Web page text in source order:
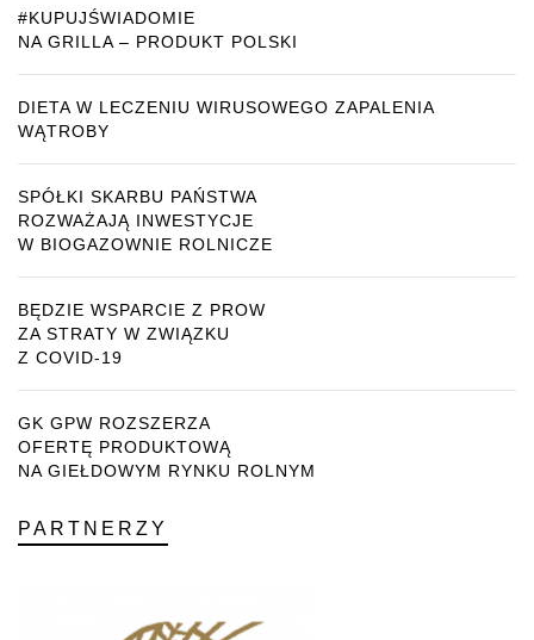
#KUPUJŚWIADOMIE
NA GRILLA – PRODUKT POLSKI
DIETA W LECZENIU WIRUSOWEGO ZAPALENIA
WĄTROBY
SPÓŁKI SKARBU PAŃSTWA
ROZWAŻAJĄ INWESTYCJE
W BIOGAZOWNIE ROLNICZE
BĘDZIE WSPARCIE Z PROW
ZA STRATY W ZWIĄZKU
Z COVID-19
GK GPW ROZSZERZA
OFERTĘ PRODUKTOWĄ
NA GIEŁDOWYM RYNKU ROLNYM
PARTNERZY